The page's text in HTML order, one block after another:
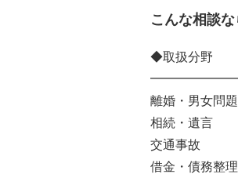
こんな相談
◆取扱分野
離婚・男女問題
相続・遺言
交通事故
借金・債務整理